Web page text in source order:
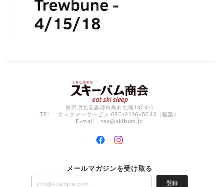
長野県北安曇郡白馬村北城1324-1
TEL： カスタマーサービス 080-2136-5643（稲葉）
E-mail： nao@skibum.jp
メールマガジンを受け取る
登録